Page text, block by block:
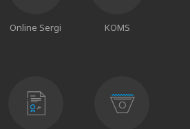
Online Sergi KOMS